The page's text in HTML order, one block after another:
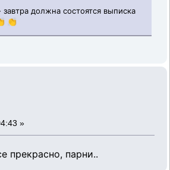
должна состоятся выписка
👏
»
парни..